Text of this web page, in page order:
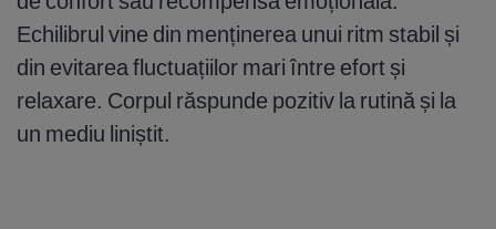
Echilibrul vine din menținerea unui ritm stabil și
din evitarea fluctuațiilor mari între efort și
relaxare. Corpul răspunde pozitiv la rutină și la
un mediu liniștit.